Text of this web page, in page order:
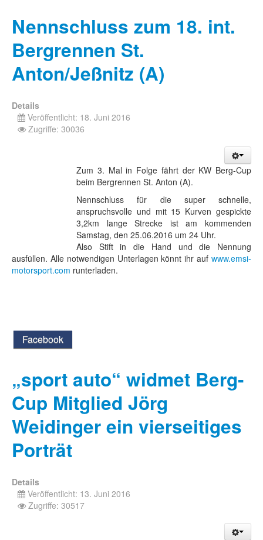
Nennschluss zum 18. int.
Bergrennen St.
Anton/Jeßnitz (A)
Details
Veröffentlicht: 18. Juni 2016
Zugriffe: 30036
Zum 3. Mal in Folge fährt der KW Berg-Cup
beim Bergrennen St. Anton (A).
Nennschluss für die super schnelle,
anspruchsvolle und mit 15 Kurven gespickte
3,2km lange Strecke ist am kommenden
Samstag, den 25.06.2016 um 24 Uhr.
Also Stift in die Hand und die Nennung
ausfüllen. Alle notwendigen Unterlagen könnt ihr auf www.emsi-
motorsport.com runterladen.
Facebook
„sport auto“ widmet Berg-
Cup Mitglied Jörg
Weidinger ein vierseitiges
Porträt
Details
Veröffentlicht: 13. Juni 2016
Zugriffe: 30517